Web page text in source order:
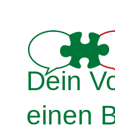
Dein
einen